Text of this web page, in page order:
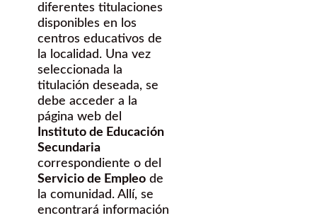
diferentes titulaciones
disponibles en los
centros educativos de
la localidad. Una vez
seleccionada la
titulación deseada, se
debe acceder a la
página web del
Instituto de Educación
Secundaria
correspondiente o del
Servicio de Empleo de
la comunidad. Allí, se
encontrará información